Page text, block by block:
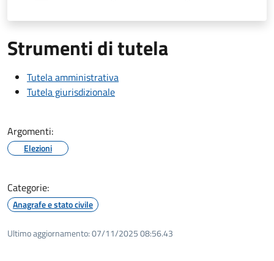
Strumenti di tutela
Tutela amministrativa
Tutela giurisdizionale
Argomenti:
Elezioni
Categorie:
Anagrafe e stato civile
Ultimo aggiornamento:07/11/2025 08:56.43